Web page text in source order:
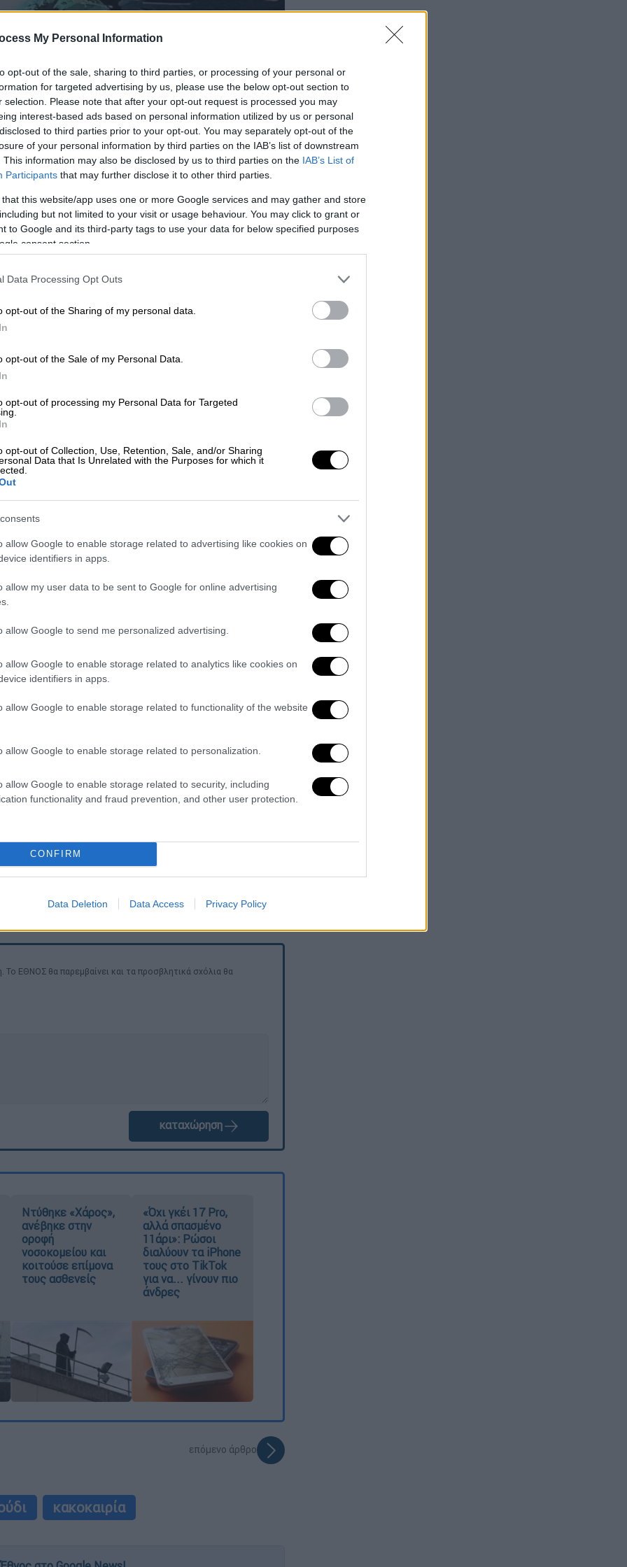
My Personal Information
opt-out of the sale, sharing to third parties, or processing of your personal or
for targeted advertising by us, please use the below opt-out section to
selection. Please note that after your opt-out request is processed you may
interest-based ads based on personal information utilized by us or personal
to third parties prior to your opt-out. You may separately opt-out of the
of your personal information by third parties on the IAB’s list of downstream
This information may also be disclosed by us to third parties on the IAB’s List of
Participants that may further disclose it to other third parties.
that this website/app uses one or more Google services and may gather and store
but not limited to your visit or usage behaviour. You may click to grant or
to Google and its third-party tags to use your data for below specified purposes
consent section.
Data Processing Opt Outs
opt-out of the Sharing of my personal data.
opt-out of the Sale of my Personal Data.
opt-out of processing my Personal Data for Targeted
opt-out of Collection, Use, Retention, Sale, and/or Sharing
Data that Is Unrelated with the Purposes for which it
allow Google to enable storage related to advertising like cookies on
identifiers in apps.
allow my user data to be sent to Google for online advertising
allow Google to send me personalized advertising.
allow Google to enable storage related to analytics like cookies on
identifiers in apps.
allow Google to enable storage related to functionality of the website
allow Google to enable storage related to personalization.
allow Google to enable storage related to security, including
functionality and fraud prevention, and other user protection.
CONFIRM
Data Deletion Data Access Privacy Policy
το ΕΘΝΟΣ στη Google
από τους ισχυρούςανέμους, οι οποίοι
σεξουαλικά παιδί ΑμεΑ - Πώς
ξερίζωσαν δέντρα και έριξαν κλαριά και
κλιμάκιο Μαντουδίου που σε
Δυνάμεων Δασοπροστασίας & Διάσωσης
Δερβένι ώστε να απομακρύνουν από το
πλατάνων.
ΕΘΝΟΣ θα παρεμβαίνει και τα προσβλητικά σχόλια θα
καταχώρηση
Ντύθηκε «Χάρος»,
ανέβηκε στην
οροφή
νοσοκομείου και
κοιτούσε επίμονα
τους ασθενείς
«Όχι γκέι 17 Pro,
αλλά σπασμένο
11άρι»: Ρώσοι
διαλύουν τα iPhone
τους στο TikTok
για να... γίνουν πιο
άνδρες
επόμενο άρθρο
κακοκαιρία